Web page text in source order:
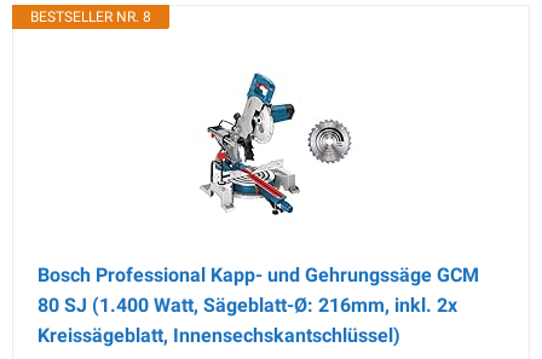
BESTSELLER NR. 8
Bosch Professional Kapp- und Gehrungssäge GCM
80 SJ (1.400 Watt, Sägeblatt-Ø: 216mm, inkl. 2x
Kreissägeblatt, Innensechskantschlüssel)